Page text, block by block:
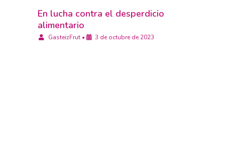
En lucha contra el desperdicio
alimentario
GasteizFrut • 3 de octubre de 2023